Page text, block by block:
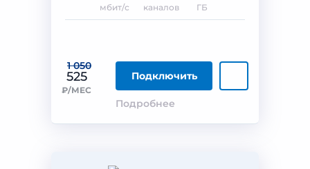
1 050
525
₽/МЕС
Подключить
Подробнее
мбит/с каналов ГБ